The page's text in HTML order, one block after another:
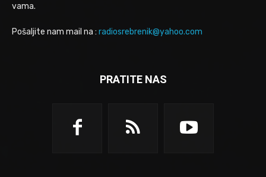
vama.
Pošaljite nam mail na : radiosrebrenik@yahoo.com
PRATITE NAS